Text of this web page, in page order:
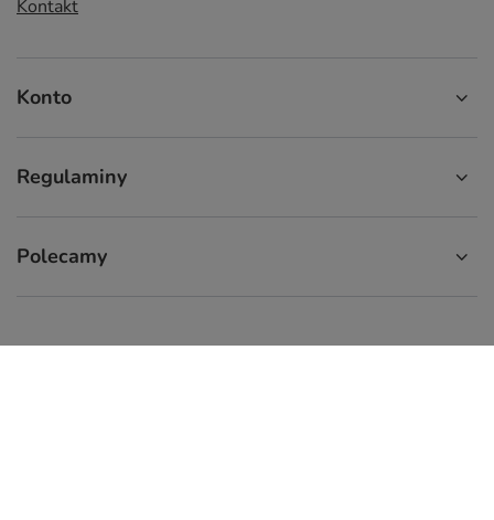
Kontakt
Konto
Regulaminy
Polecamy